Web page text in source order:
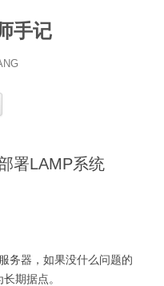
手记
署LAMP系统
务器，如果没什么问题的
期据点。